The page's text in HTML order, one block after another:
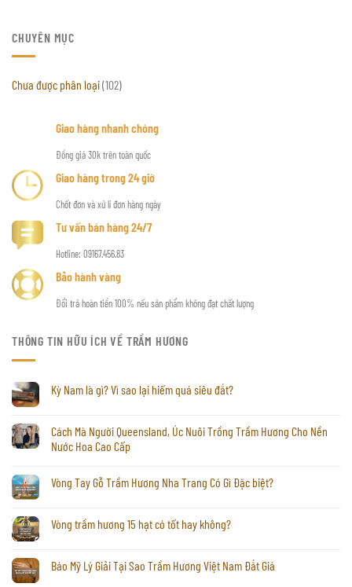
CHUYÊN MỤC
Chưa được phân loại(102)
Giao hàng nhanh chóng
Đồng giá 30k trên toàn quốc
Giao hàng trong 24 giờ
Chốt đơn và xử lí đơn hàng ngày
Tư vấn bán hàng 24/7
Hotline: 09167.456.83
Bảo hành vàng
Đổi trả hoàn tiền 100% nếu sản phẩm không đạt chất lượng
THÔNG TIN HỮU ÍCH VỀ TRẦM HƯƠNG
Kỳ Nam là gì? Vì sao lại hiếm quá siêu đắt?
Cách Mà Người Queensland, Úc Nuôi Trồng Trầm Hương Cho Nền
Nước Hoa Cao Cấp
Vòng Tay Gỗ Trầm Hương Nha Trang Có Gì Đặc biệt?
Vòng trầm hương 15 hạt có tốt hay không?
Báo Mỹ Lý Giải Tại Sao Trầm Hương Việt Nam Đắt Giá